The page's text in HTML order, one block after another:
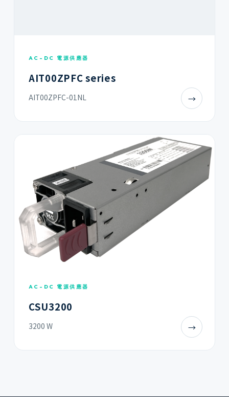
AC-DC 電源供應器
AIT00ZPFC series
AIT00ZPFC-01NL →
AC-DC 電源供應器
CSU3200
3200 W →